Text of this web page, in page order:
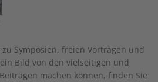
Symposien, freien Vorträgen und
Bild von den vielseitigen und
machen können, finden Sie